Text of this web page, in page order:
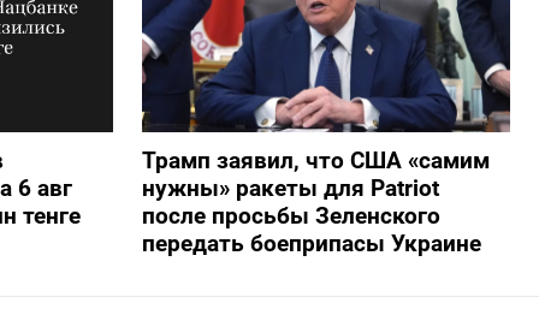
6 авг
тенге
Трамп заявил, что США «самим
нужны» ракеты для Patriot
после просьбы Зеленского
передать боеприпасы Украине